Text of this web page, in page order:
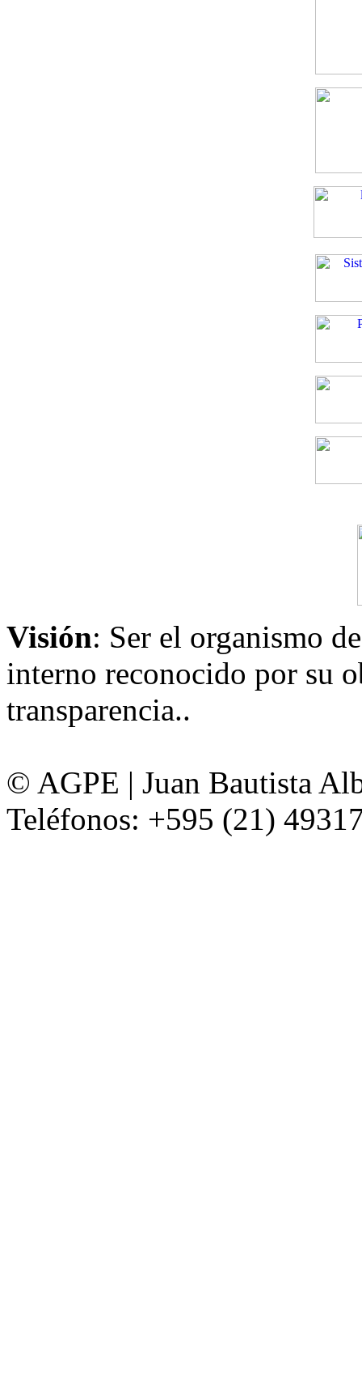
Visión: Ser el organismo
interno reconocido por su
transparencia..
© AGPE | Juan Bautista
Teléfonos: +595 (21)